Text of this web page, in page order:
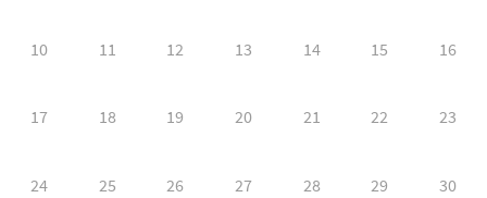
10 11 12 13 14 15 16
17 18 19 20 21 22 23
24 25 26 27 28 29 30